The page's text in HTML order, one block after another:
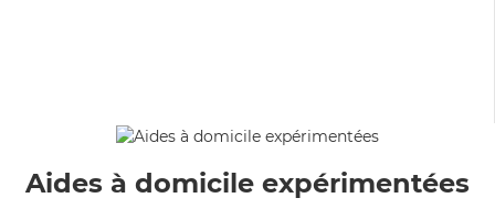
Aides à domicile expérimentées